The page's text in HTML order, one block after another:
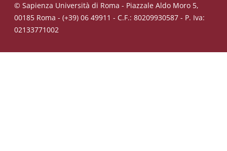
© Sapienza Università di Roma - Piazzale Aldo Moro 5,
00185 Roma - (+39) 06 49911 - C.F.: 80209930587 - P. Iva:
02133771002